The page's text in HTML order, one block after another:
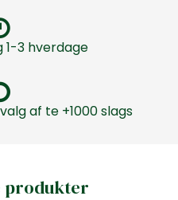
1-3 hverdage
af te +1000 slags
produkter